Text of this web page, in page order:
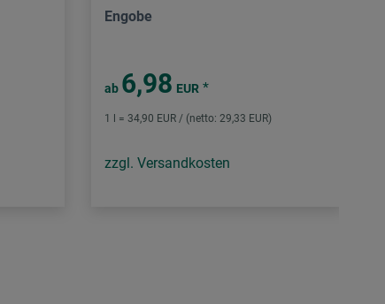
Engobe
ab 6,98 EUR *
1 l = 34,90 EUR / (netto: 29,33 EUR)
zzgl. Versandkosten